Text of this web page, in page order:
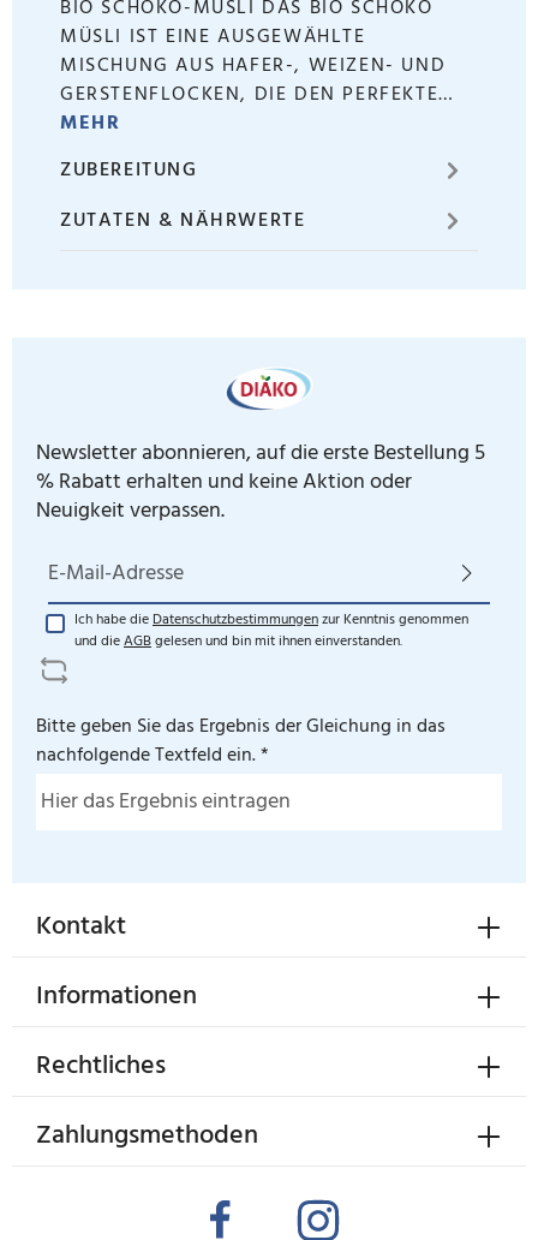
BIO SCHOKO-MÜSLI DAS BIO SCHOKO
MÜSLI IST EINE AUSGEWÄHLTE
MISCHUNG AUS HAFER-, WEIZEN- UND
GERSTENFLOCKEN, DIE DEN PERFEKTE…
MEHR
ZUBEREITUNG
ZUTATEN & NÄHRWERTE
Newsletter abonnieren, auf die erste Bestellung 5
% Rabatt erhalten und keine Aktion oder
Neuigkeit verpassen.
E-Mail-Adresse*
Ich habe dieDatenschutzbestimmungenzur Kenntnis genommen
und dieAGBgelesen und bin mit ihnen einverstanden.
Bitte geben Sie das Ergebnis der Gleichung in das
nachfolgende Textfeld ein. *
Zahlungsmethoden
Kontakt
Informationen
Rechtliches